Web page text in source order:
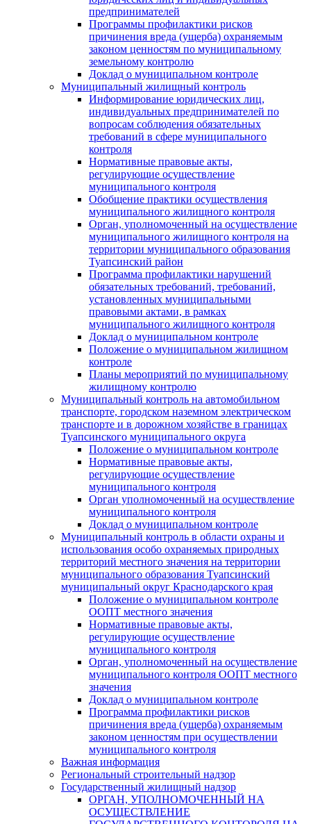
предпринимателей
Программы профилактики рисков
причинения вреда (ущерба) охраняемым
законом ценностям по муниципальному
земельному контролю
Доклад о муниципальном контроле
Муниципальный жилищный контроль
Информирование юридических лиц,
индивидуальных предпринимателей по
вопросам соблюдения обязательных
требований в сфере муниципального
контроля
Нормативные правовые акты,
регулирующие осуществление
муниципального контроля
Обобщение практики осуществления
муниципального жилищного контроля
Орган, уполномоченный на осуществление
муниципального жилищного контроля на
территории муниципального образования
Туапсинский район
Программа профилактики нарушений
обязательных требований, требований,
установленных муниципальными
правовыми актами, в рамках
муниципального жилищного контроля
Доклад о муниципальном контроле
Положение о муниципальном жилищном
контроле
Планы мероприятий по муниципальному
жилищному контролю
Муниципальный контроль на автомобильном
транспорте, городском наземном электрическом
транспорте и в дорожном хозяйстве в границах
Туапсинского муниципального округа
Положение о муниципальном контроле
Нормативные правовые акты,
регулирующие осуществление
муниципального контроля
Орган уполномоченный на осуществление
муниципального контроля
Доклад о муниципальном контроле
Муниципальный контроль в области охраны и
использования особо охраняемых природных
территорий местного значения на территории
муниципального образования Туапсинский
муниципальный округ Краснодарского края
Положение о муниципальном контроле
ООПТ местного значения
Нормативные правовые акты,
регулирующие осуществление
муниципального контроля
Орган, уполномоченный на осуществление
муниципального контроля ООПТ местного
значения
Доклад о муниципальном контроле
Программа профилактики рисков
причинения вреда (ущерба) охраняемым
законом ценностям при осуществлении
муниципального контроля
Важная информация
Региональный строительный надзор
Государственный жилищный надзор
ОРГАН, УПОЛНОМОЧЕННЫЙ НА
ОСУЩЕСТВЛЕНИЕ